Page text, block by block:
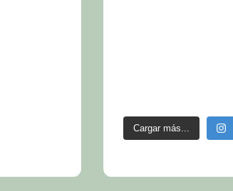
Cargar más...